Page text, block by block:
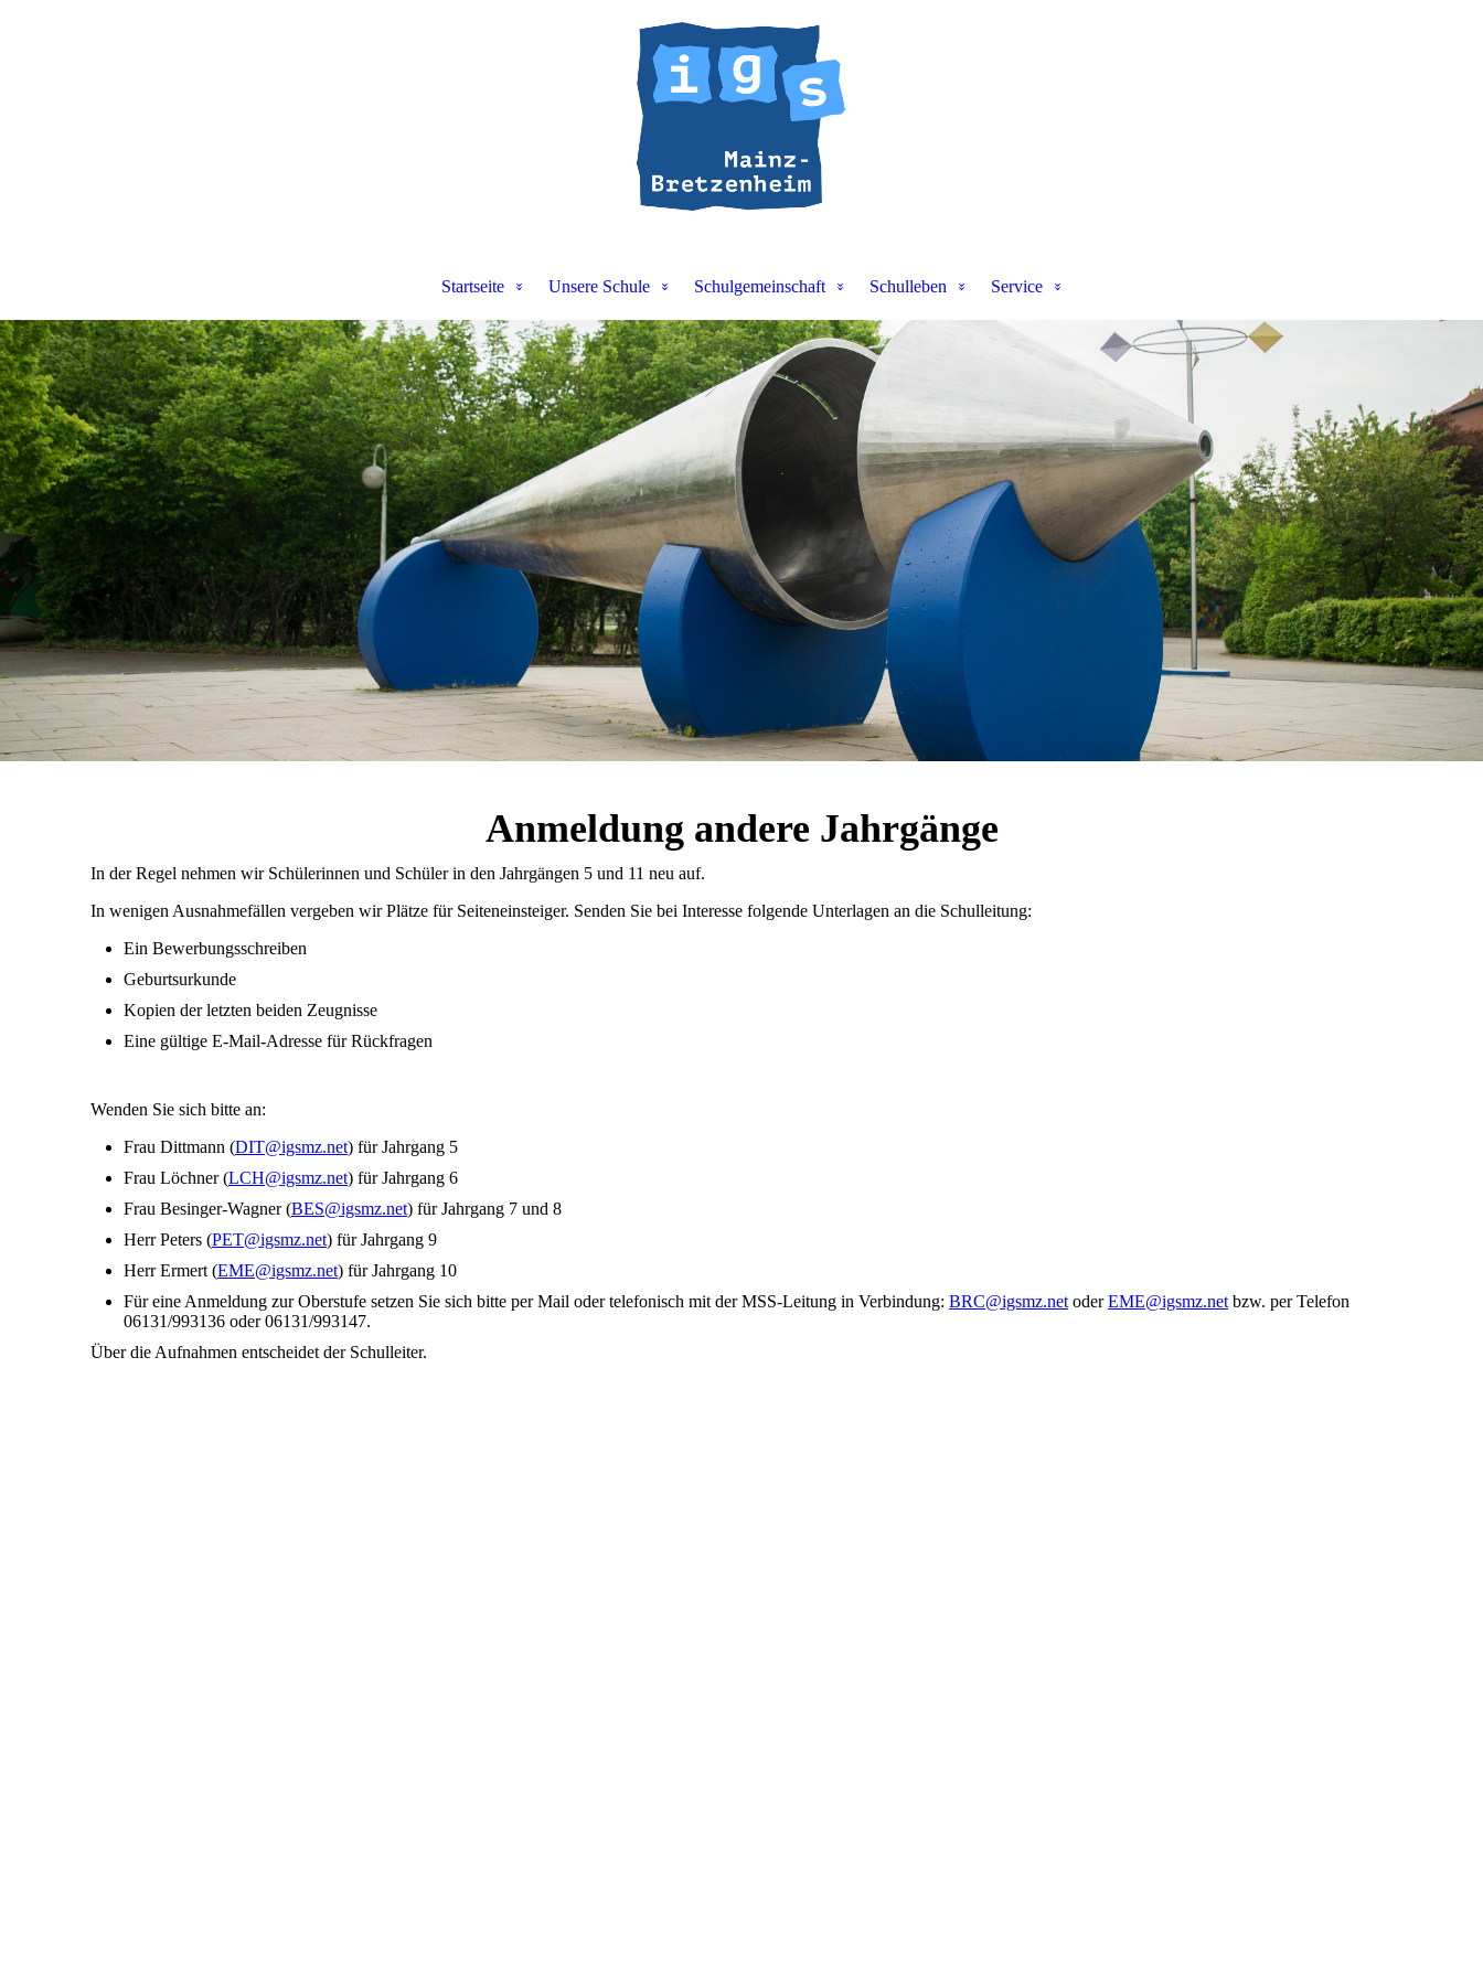
Startseite Unsere Schule Schulgemeinschaft Schulleben Service
Anmeldung andere Jahrgänge
In der Regel nehmen wir Schülerinnen und Schüler in den Jahrgängen 5 und 11 neu auf.
In wenigen Ausnahmefällen vergeben wir Plätze für Seiteneinsteiger. Senden Sie bei Interesse folgende Unterlagen an die Schulleitung:
Ein Bewerbungsschreiben
Geburtsurkunde
Kopien der letzten beiden Zeugnisse
Eine gültige E-Mail-Adresse für Rückfragen
Wenden Sie sich bitte an:
Frau Dittmann (DIT@igsmz.net) für Jahrgang 5
Frau Löchner (LCH@igsmz.net) für Jahrgang 6
Frau Besinger-Wagner (BES@igsmz.net) für Jahrgang 7 und 8
Herr Peters (PET@igsmz.net) für Jahrgang 9
Herr Ermert (EME@igsmz.net) für Jahrgang 10
Für eine Anmeldung zur Oberstufe setzen Sie sich bitte per Mail oder telefonisch mit der MSS-Leitung in Verbindung: BRC@igsmz.net oderEME@igsmz.net bzw. per Telefon
06131/993136 oder 06131/993147.
Über die Aufnahmen entscheidet der Schulleiter.